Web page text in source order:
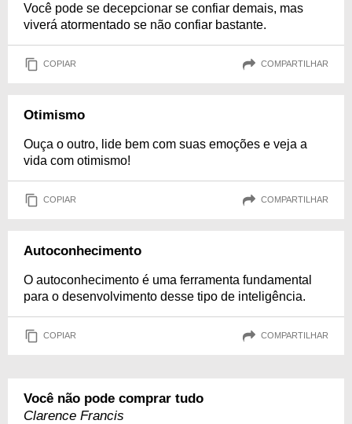
Você pode se decepcionar se confiar demais, mas
viverá atormentado se não confiar bastante.
COPIAR COMPARTILHAR
Otimismo
Ouça o outro, lide bem com suas emoções e veja a
vida com otimismo!
COPIAR COMPARTILHAR
Autoconhecimento
O autoconhecimento é uma ferramenta fundamental
para o desenvolvimento desse tipo de inteligência.
COPIAR COMPARTILHAR
Você não pode comprar tudo
Clarence Francis